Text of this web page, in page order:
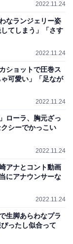
2022.11.24
なランジェリー姿
てしまう」「さす
2022.11.24
ショットで圧巻ス
可愛い」「足なが
2022.11.24
ローラ、胸元ざっ
シーでかっこい
2022.11.24
アナとコント動画
にアナウンサーな
2022.11.24
生脚あらわなプラ
ったし似合って